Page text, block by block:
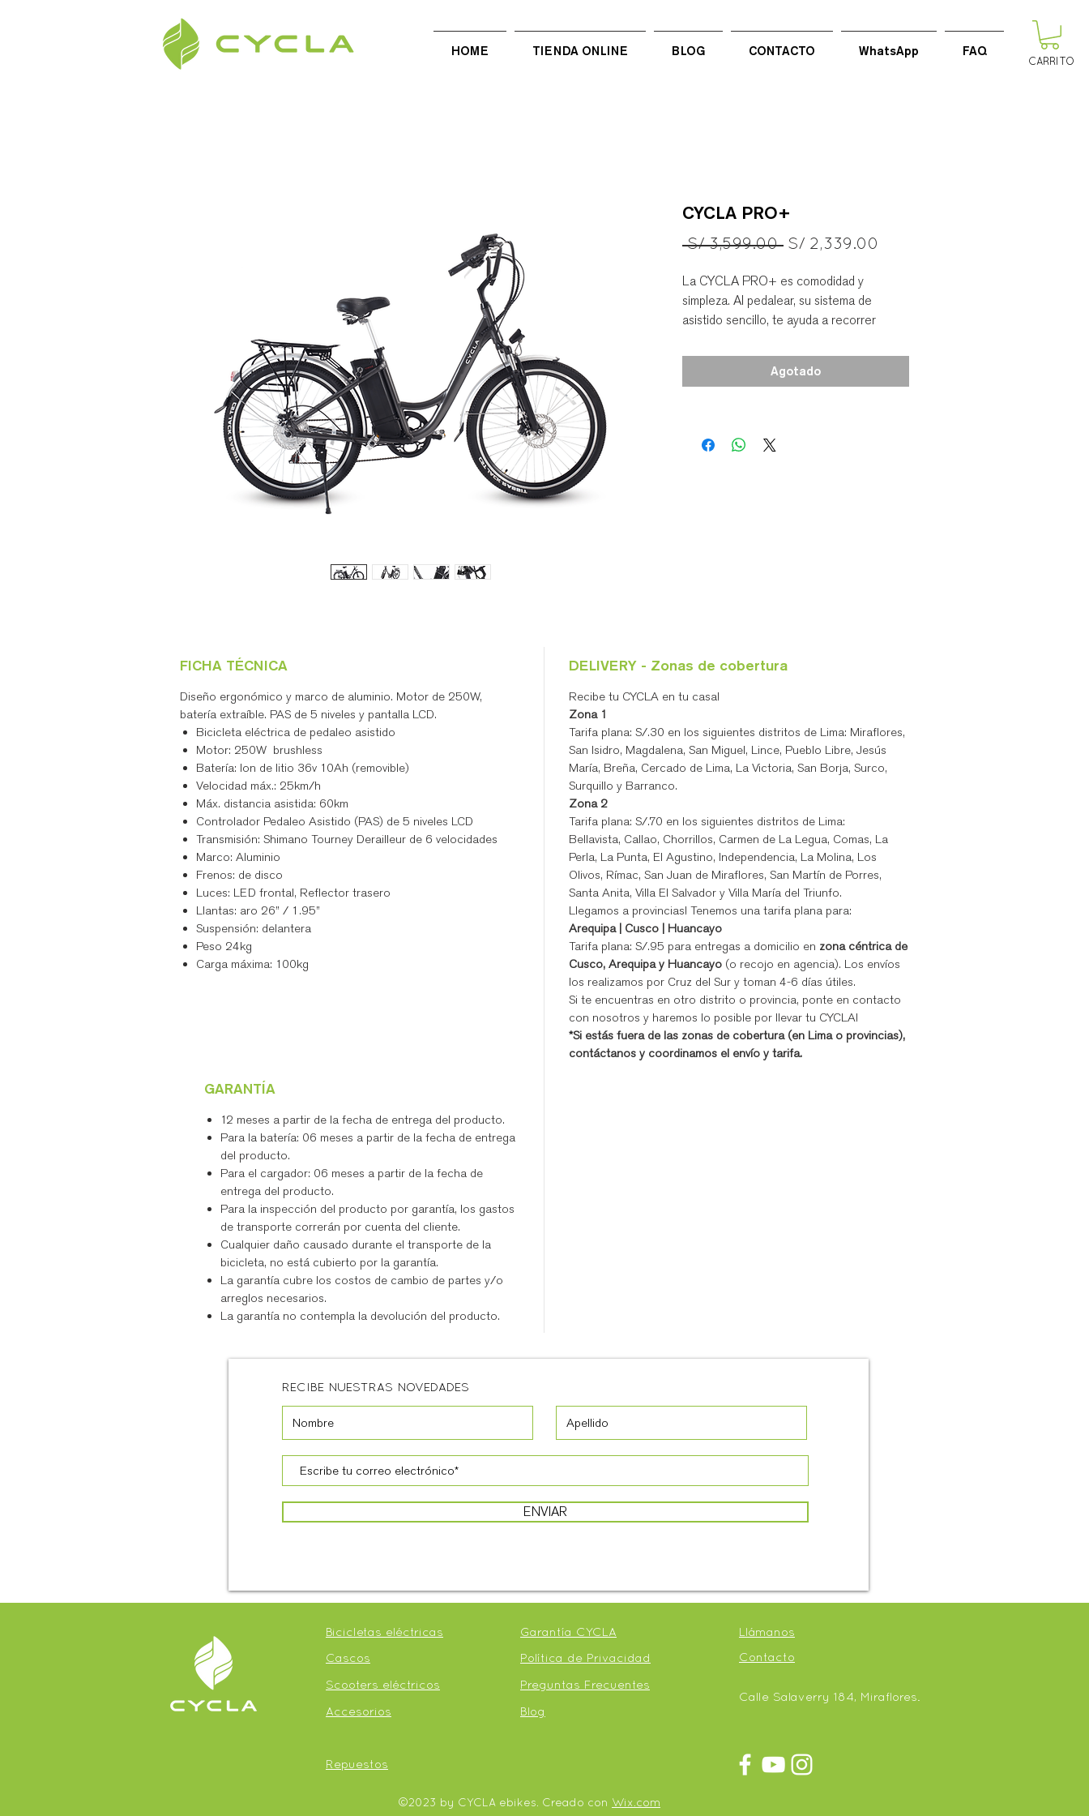
CARRITO
HOME TIENDA ONLINE BLOG CONTACTO WhatsApp FAQ
CYCLA PRO+
S/ 3,599.00 Precio
S/ 2,339.00
La CYCLA PRO+ es comodidad y
simpleza. Al pedalear, su sistema de
asistido sencillo, te ayuda a recorrer
timón ergonómico irás sentado
Agotado
FICHA TÉCNICA
Diseño ergonómico y marco de aluminio. Motor de 250W,
batería extraíble. PAS de 5 niveles y pantalla LCD.
Bicicleta eléctrica de pedaleo asistido
Motor: 250W brushless
Batería: Ion de litio 36v 10Ah (removible)
Velocidad máx.: 25km/h
Máx. distancia asistida: 60km
Controlador Pedaleo Asistido (PAS) de 5 niveles LCD
Transmisión: Shimano Tourney Derailleur de 6 velocidades
Marco: Aluminio
Frenos: de disco
Luces: LED frontal, Reflector trasero
Llantas: aro 26” / 1.95”
Suspensión: delantera
Peso 24kg
Carga máxima: 100kg
DELIVERY - Zonas de cobertura
Recibe tu CYCLA en tu casa!
Zona 1
Tarifa plana: S/.30 en los siguientes distritos de Lima: Miraflores,
San Isidro, Magdalena, San Miguel, Lince, Pueblo Libre, Jesús
María, Breña, Cercado de Lima, La Victoria, San Borja, Surco,
Surquillo y Barranco.
Zona 2
Tarifa plana: S/.70 en los siguientes distritos de Lima:
Bellavista, Callao, Chorrillos, Carmen de La Legua, Comas, La
Perla, La Punta, El Agustino, Independencia, La Molina, Los
Olivos, Rímac, San Juan de Miraflores, San Martín de Porres,
Santa Anita, Villa El Salvador y Villa María del Triunfo.
Llegamos a provincias! Tenemos una tarifa plana para:
Arequipa | Cusco | Huancayo
Tarifa plana: S/.95 para entregas a domicilio en zona céntrica de
Cusco, Arequipa y Huancayo (o recojo en agencia). Los envíos
los realizamos por Cruz del Sur y toman 4-6 días útiles.
Si te encuentras en otro distrito o provincia, ponte en contacto
con nosotros y haremos lo posible por llevar tu CYCLA!
*Si estás fuera de las zonas de cobertura (en Lima o provincias),
contáctanos y coordinamos el envío y tarifa.
GARANTÍA
12 meses a partir de la fecha de entrega del producto.
Para la batería: 06 meses a partir de la fecha de entrega
del producto.
Para el cargador: 06 meses a partir de la fecha de
entrega del producto.
Para la inspección del producto por garantía, los gastos
de transporte correrán por cuenta del cliente.
Cualquier daño causado durante el transporte de la
bicicleta, no está cubierto por la garantía.
La garantía cubre los costos de cambio de partes y/o
arreglos necesarios.
La garantía no contempla la devolución del producto.
RECIBE NUESTRAS NOVEDADES
ENVIAR
Bicicletas eléctricas
Cascos
Scooters eléctricos
Accesorios
Garantía CYCLA
Política de Privacidad
Preguntas Frecuentes
Llámanos
Contacto
Calle Salaverry 184, Miraflores.
Blog
Repuestos
©2023 by CYCLA ebikes. Creado con Wix.com